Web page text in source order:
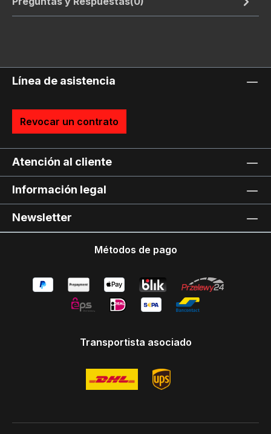
Línea de asistencia
Revocar un contrato
Atención al cliente
Información legal
Newsletter
Métodos de pago
Transportista asociado